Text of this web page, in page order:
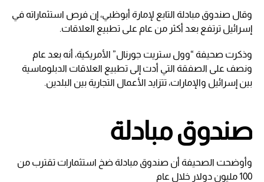
وقال صندوق مبادلة التابع لإمارة أبوظبي، إن فرص استثماراته في
إسرائيل ترتفع بعد أكثر من عام على تطبيع العلاقات.
وذكرت صحيفة “وول ستريت جورنال” الأمريكية، أنه بعد عام
ونصف على الصفقة التي أدت إلى تطبيع العلاقات الدبلوماسية
بين إسرائيل والإمارات، تتزايد الأعمال التجارية بين البلدين.
صندوق مبادلة
وأوضحت الصحيفة أن صندوق مبادلة ضخ استثمارات تقترب من
100 مليون دولار خلال عام